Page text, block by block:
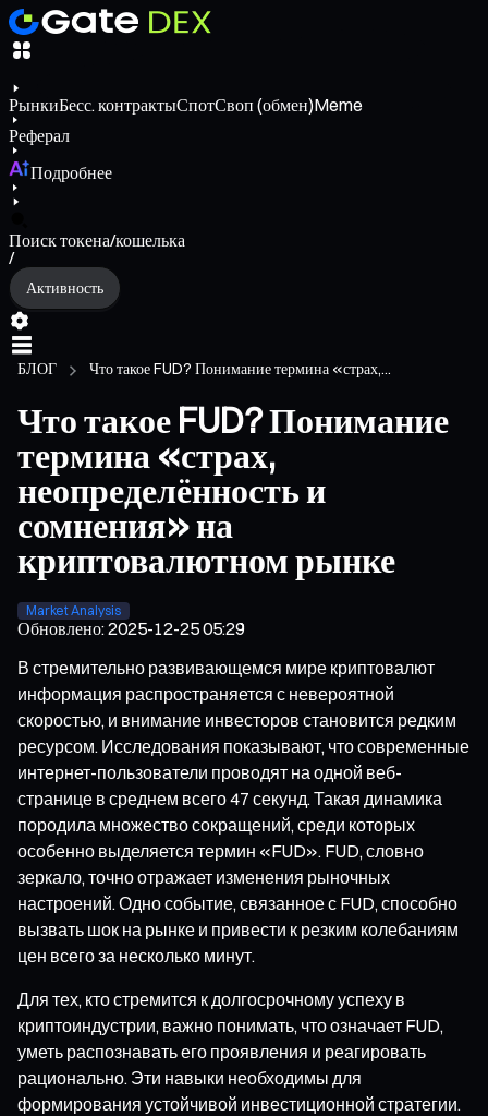
РынкиБесс. контрактыСпотСвоп (обмен)Meme
Реферал
Подробнее
Поиск токена/кошелька
/
Активность
БЛОГ Что такое FUD? Понимание термина «страх,...
Что такое FUD? Понимание
термина «страх,
неопределённость и
сомнения» на
криптовалютном рынке
Market Analysis
Обновлено:2025-12-25 05:29
В стремительно развивающемся мире криптовалют
информация распространяется с невероятной
скоростью, и внимание инвесторов становится редким
ресурсом. Исследования показывают, что современные
интернет-пользователи проводят на одной веб-
странице в среднем всего 47 секунд. Такая динамика
породила множество сокращений, среди которых
особенно выделяется термин «FUD». FUD, словно
зеркало, точно отражает изменения рыночных
настроений. Одно событие, связанное с FUD, способно
вызвать шок на рынке и привести к резким колебаниям
цен всего за несколько минут.
Для тех, кто стремится к долгосрочному успеху в
криптоиндустрии, важно понимать, что означает FUD,
уметь распознавать его проявления и реагировать
рационально. Эти навыки необходимы для
формирования устойчивой инвестиционной стратегии.